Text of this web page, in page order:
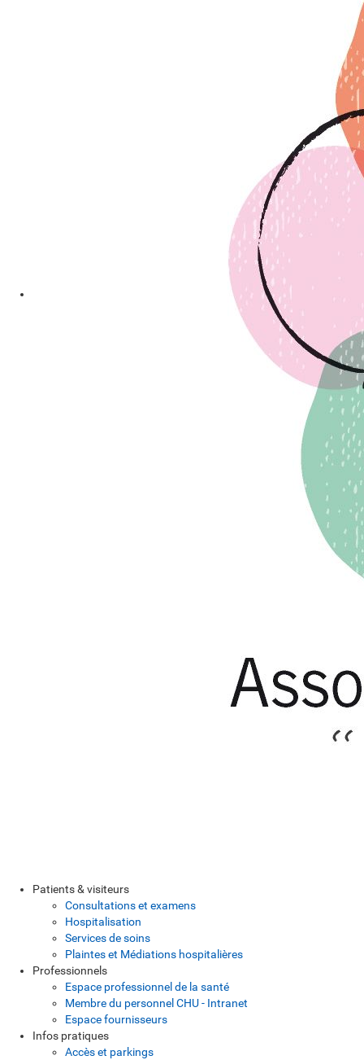
Patients & visiteurs
Consultations et examens
Hospitalisation
Services de soins
Plaintes et Médiations hospitalières
Professionnels
Espace professionnel de la santé
Membre du personnel CHU - Intranet
Espace fournisseurs
Infos pratiques
Accès et parkings